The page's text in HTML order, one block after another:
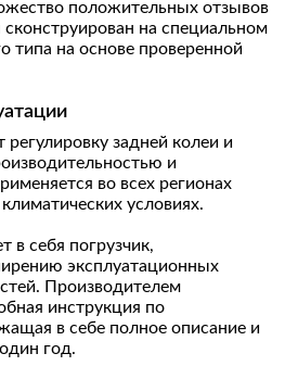
положительных отзывов
на специальном
типа на основе проверенной
задней колеи и
и
во всех регионах
условиях.
в себя погрузчик,
эксплуатационных
Производителем
инструкция по
в себе полное описание и
год.